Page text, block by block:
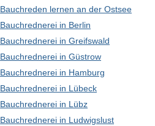
Bauchreden lernen an der Ostsee
Bauchrednerei in Berlin
Bauchrednerei in Greifswald
Bauchrednerei in Güstrow
Bauchrednerei in Hamburg
Bauchrednerei in Lübeck
Bauchrednerei in Lübz
Bauchrednerei in Ludwigslust